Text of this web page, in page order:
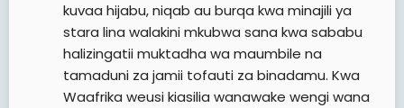
kuvaa hijabu, niqab au burqa kwa minajili ya
stara lina walakini mkubwa sana kwa sababu
halizingatii muktadha wa maumbile na
tamaduni za jamii tofauti za binadamu. Kwa
Waafrika weusi kiasilia wanawake wengi wana